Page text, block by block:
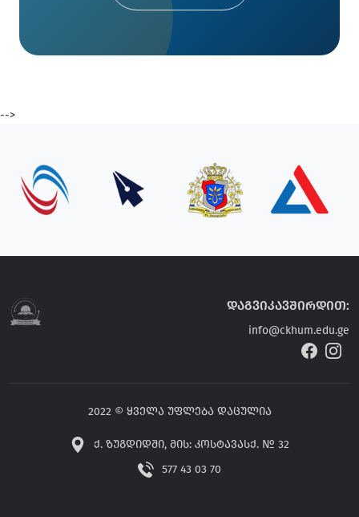
-->
დაგვიკავშირდით:
info@ckhum.edu.ge
2022 © ყველა უფლება დაცულია
ქ. ზუგდიდში, მის: კოსტავასქ. № 32
577 43 03 70